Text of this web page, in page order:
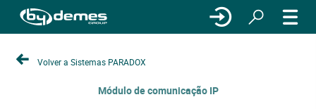
Volver a Sistemas PARADOX
Módulo de comunicação IP